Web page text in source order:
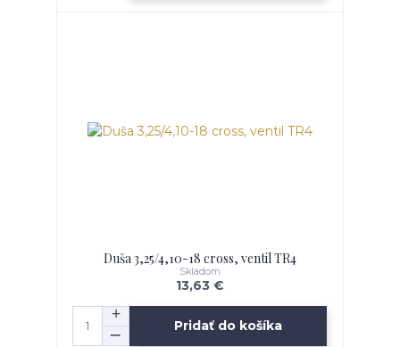
Duša 3,25/4,10-18 cross, ventil TR4
13,63 €
Skladom
Pridať do košíka